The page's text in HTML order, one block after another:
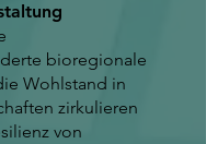
bioregionale
Wohlstand in
zirkulieren
von